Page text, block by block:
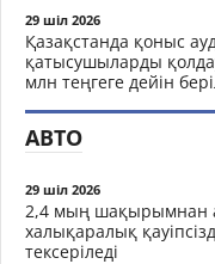
29 шіл 2026
Қазақстанда қоныс
қатысушыларды
млн теңгеге дейін
АВТО
29 шіл 2026
2,4 мың шақырымнан
халықаралық
тексеріледі